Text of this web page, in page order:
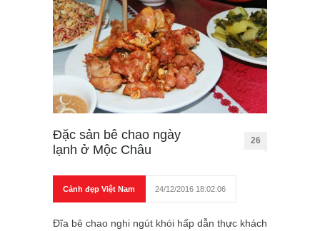
Đặc sản bê chao ngày
lạnh ở Mộc Châu
26
Cảnh đẹp Việt Nam 24/12/2016 18:02:06
Đĩa bê chao nghi ngút khói hấp dẫn thực khách